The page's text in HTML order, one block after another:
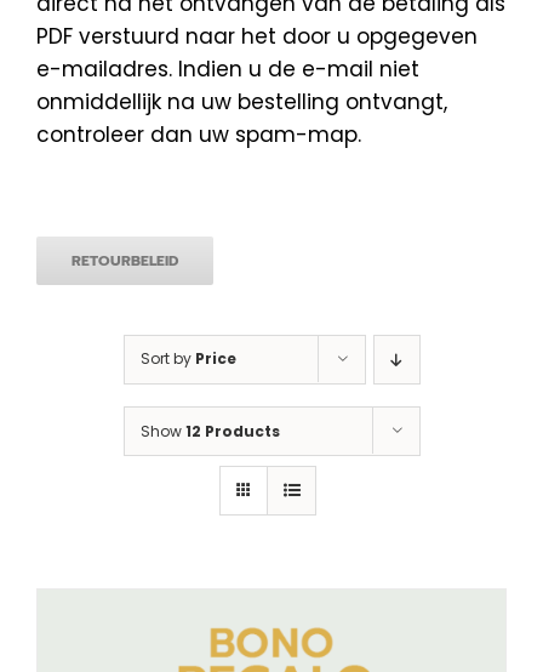
PDF verstuurd naar het door u opgegeven
e-mailadres. Indien u de e-mail niet
onmiddellijk na uw bestelling ontvangt,
controleer dan uw spam-map.
RETOURBELEID
Sort by Price
Show12 Products